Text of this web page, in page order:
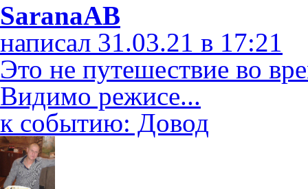
SaranaAB
написал 31.03.21 в 17:21
Это не путешествие во
Видимо режисе...
к событию: Довод